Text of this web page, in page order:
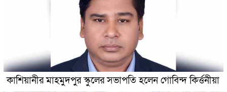
কাশিয়ানীর মাহমুদপুর স্কুলের সভাপতি হলেন গোবিন্দ কির্ত্তনীয়া